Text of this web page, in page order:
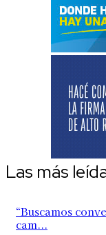
Las más
“Buscamos
cam...